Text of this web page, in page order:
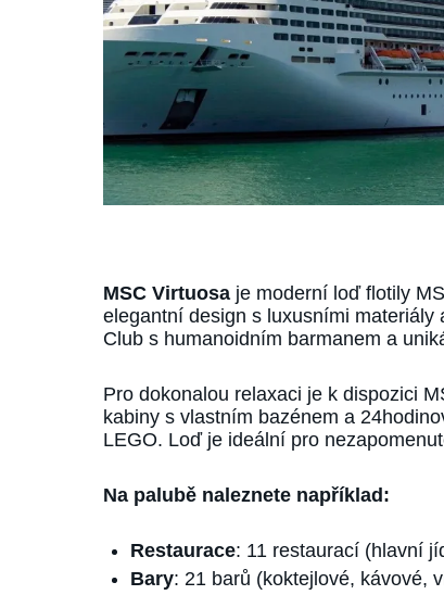
MSC Virtuosaje moderní loď flotily
elegantní design s luxusními
Club s humanoidním barmanem a
Pro dokonalou relaxaci je k dispozici
kabiny s vlastním bazénem a
LEGO. Loď je ideální pro
Na palubě naleznete například:
Restaurace: 11 restaurací (hlavní
Bary: 21 barů (koktejlové, kávové,